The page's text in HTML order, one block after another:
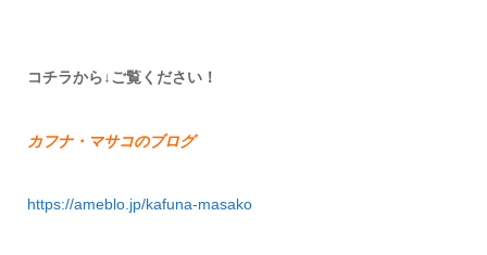
コチラから↓ご覧ください！
カフナ・マサコのブログ
https://ameblo.jp/kafuna-masako